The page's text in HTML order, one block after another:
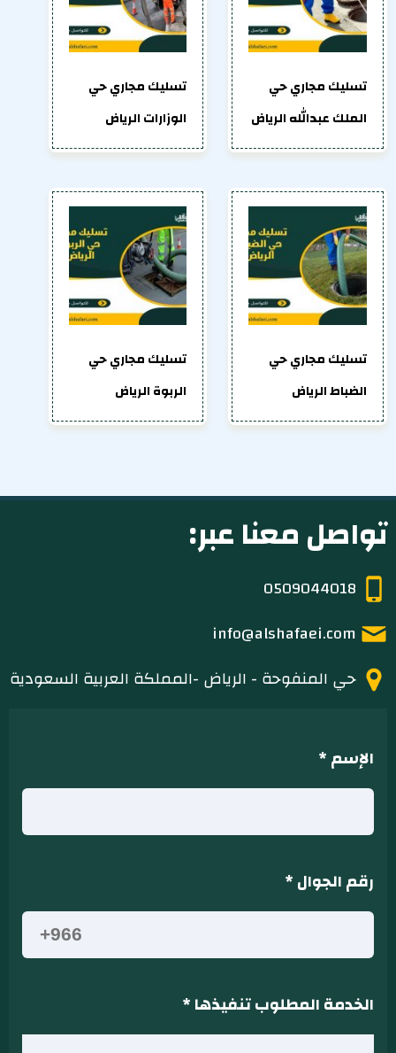
تسليك مجاري حي
الملك عبدالله الرياض
تسليك مجاري حي
الوزارات الرياض
تسليك مجاري حي
الضباط الرياض
تسليك مجاري حي
الربوة الرياض
تواصل معنا عبر:
info@alshafaei.com
حي المنفوحة - الرياض -المملكة العربية السعودية
الإسم*
رقم الجوال*
الخدمة المطلوب تنفيذها*